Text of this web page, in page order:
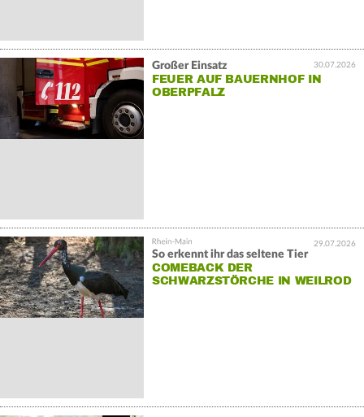
30.07.2026
Großer Einsatz
FEUER AUF BAUERNHOF IN
OBERPFALZ
29.07.2026
So erkennt ihr das seltene Tier
COMEBACK DER
SCHWARZSTÖRCHE IN WEILROD